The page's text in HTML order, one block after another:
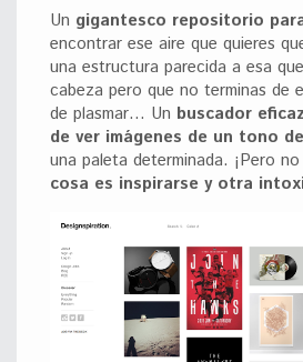
Un gigantesco repositorio
encontrar ese aire que quieres
una estructura parecida a esa
cabeza pero que no terminas de
de plasmar… Un buscador
de ver imágenes de un tono
una paleta determinada. ¡Pero
cosa es inspirarse y otra